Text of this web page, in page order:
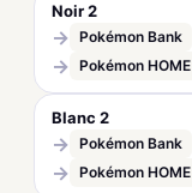
Noir 2
→ Pokémon Bank
→ Pokémon HOME
Blanc 2
→ Pokémon Bank
→ Pokémon HOME